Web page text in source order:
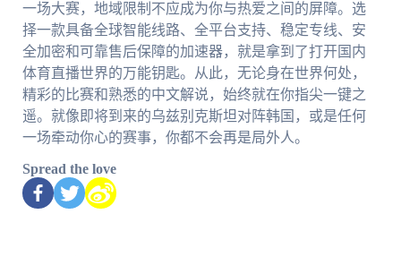
一场大赛，地域限制不应成为你与热爱之间的屏障。选
择一款具备全球智能线路、全平台支持、稳定专线、安
全加密和可靠售后保障的加速器，就是拿到了打开国内
体育直播世界的万能钥匙。从此，无论身在世界何处，
精彩的比赛和熟悉的中文解说，始终就在你指尖一键之
遥。就像即将到来的乌兹别克斯坦对阵韩国，或是任何
一场牵动你心的赛事，你都不会再是局外人。
Spread the love